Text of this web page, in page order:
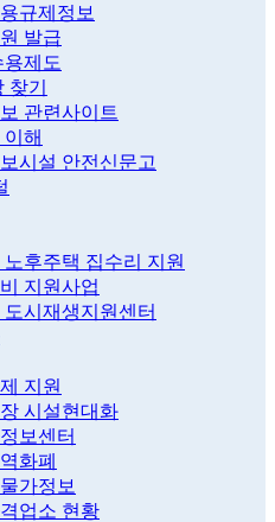
규제정보
발급
용제도
찾기
관련사이트
해
시설 안전신문고
노후주택 집수리 지원
지원사업
도시재생지원센터
지원
시설현대화
보센터
화폐
가정보
업소 현황